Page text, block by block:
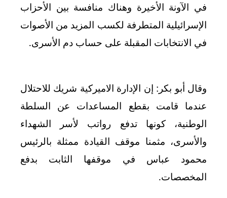
في الآونة الأخيرة وهناك منافسة بين الأحزاب
الإسرائيلية المتطرفة لكسب المزيد من الأصوات
في الانتخابات المقبلة على حساب دم الأسرى.
وقال أبو بكر: إن الإدارة الاميركية شريك للاحتلال
عندما قامت بقطع المساعدات عن السلطة
الوطنية، كونها تدفع رواتب لأسر الشهداء
والأسرى، مثمنا موقف القيادة ممثلة بالرئيس
محمود عباس في موقفها الثابت بدفع
المخصصات.